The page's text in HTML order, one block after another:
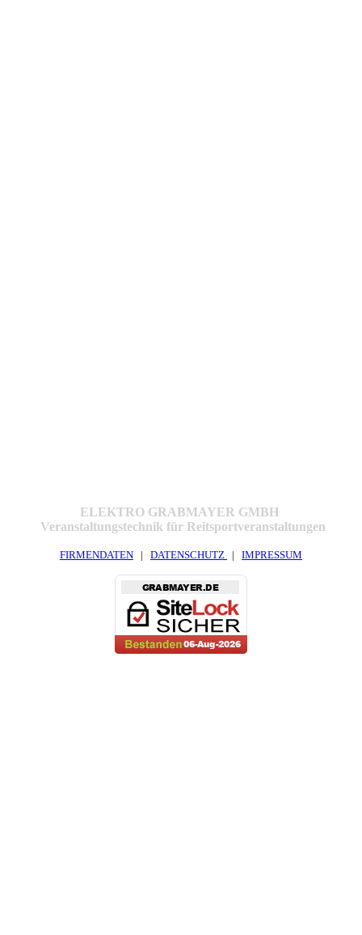
ELEKTRO GRABMAYER GMBH
Veranstaltungstechnik für Reitsportveranstaltungen
FIRMENDATEN DATENSCHUTZ IMPRESSUM